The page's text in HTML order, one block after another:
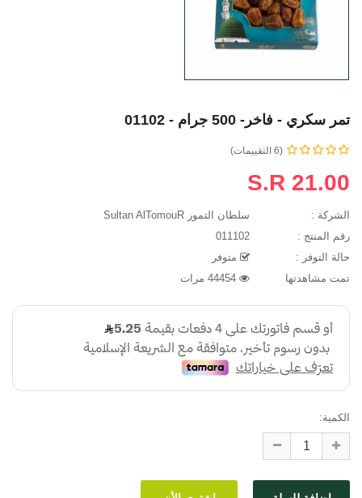
تمر سكري - فاخر- 500 جرام - 01102
(6 التقييمات)
S.R 21.00
الشركة :
سلطان التمور Sultan AlTomouR
رقم المنتج :
حالة التوفر :
متوفر
تمت مشاهدتها
الكمية: